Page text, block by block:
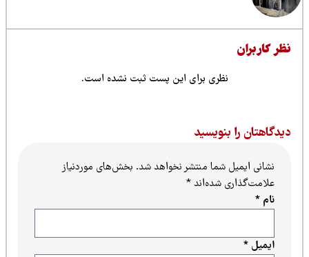
کاربران
نظری برای این پست ثبت نشده است.
را بنویسید
نشانی ایمیل شما منتشر نخواهد شد.بخش‌های موردنیاز
علامت‌گذاری شده‌اند*
ایمیل*